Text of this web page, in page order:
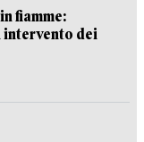
fiamme:
intervento dei